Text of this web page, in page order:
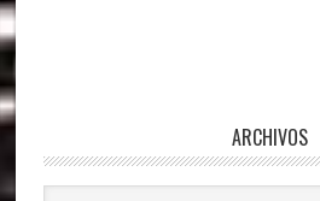
ARCHIVOS